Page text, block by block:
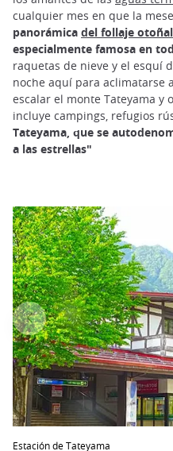
cualquier mes en que la
panorámica del follaje otoñal
especialmente famosa en
raquetas de nieve y el esquí
noche aquí para aclimatarse
escalar el monte Tateyama y
incluye campings, refugios
Tateyama, que se
a las estrellas"
Estación de Tateyama